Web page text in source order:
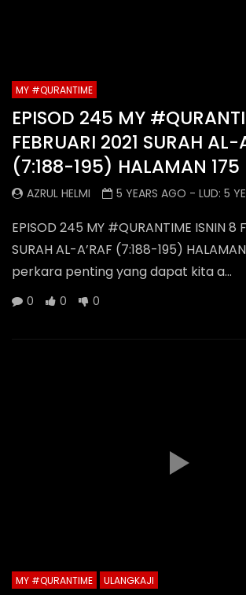
MY #QURANTIME
EPISOD 245 MY
FEBRUARI 2021 SURAH AL-
(7:188-195) HALAMAN 175
AZRUL HELMI 5 YEARS AGO - LUD: 5
EPISOD 245 MY #QURANTIME ISNIN 8
SURAH AL-A’RAF (7:188-195)
perkara penting yang dapat kita a...
0 0 0
MY #QURANTIME ULANGKAJI